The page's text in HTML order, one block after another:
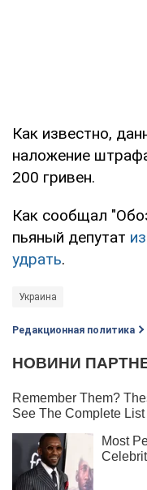
Как известно,
наложение
200 гривен.
Как сообщал
пьяный депутат
удрать.
Украина
Редакционная политика